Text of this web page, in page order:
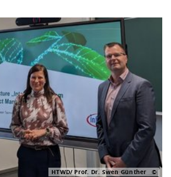
HTWD/ Prof. Dr. Swen Günther